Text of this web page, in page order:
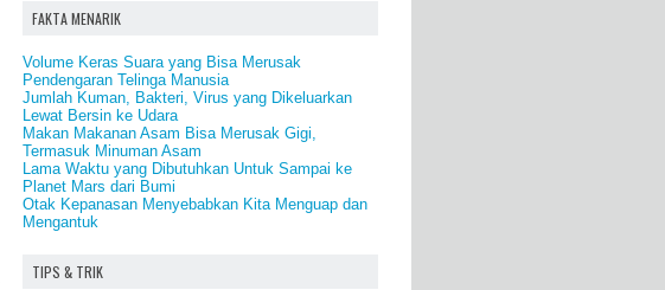
FAKTA MENARIK
Volume Keras Suara yang Bisa Merusak
Pendengaran Telinga Manusia
Jumlah Kuman, Bakteri, Virus yang Dikeluarkan
Lewat Bersin ke Udara
Makan Makanan Asam Bisa Merusak Gigi,
Termasuk Minuman Asam
Lama Waktu yang Dibutuhkan Untuk Sampai ke
Planet Mars dari Bumi
Otak Kepanasan Menyebabkan Kita Menguap dan
Mengantuk
TIPS & TRIK